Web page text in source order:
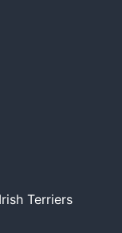
Terriers